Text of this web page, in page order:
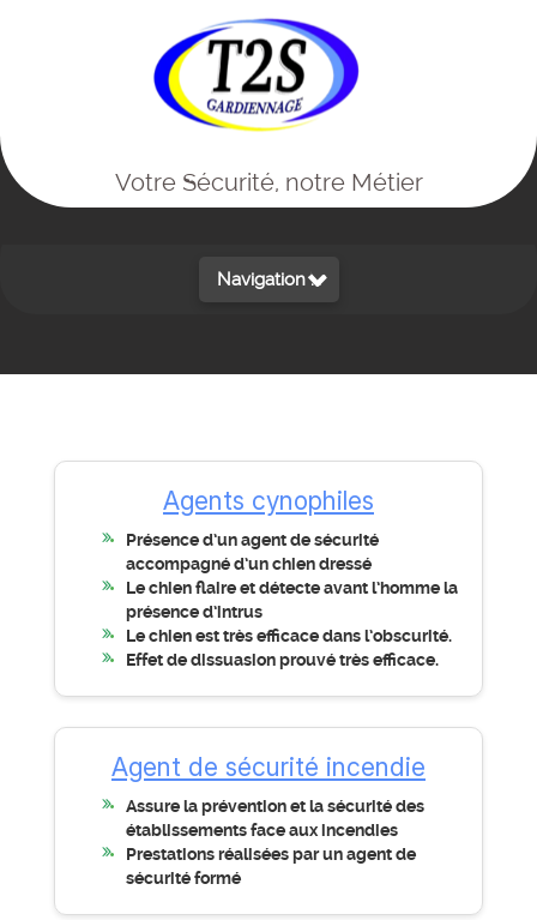
Votre Sécurité, notre Métier
Navigation ...
Nos services
Agents cynophiles
Présence d’un agent de sécurité
accompagné d’un chien dressé
Le chien flaire et détecte avant l’homme la
présence d’intrus
Le chien est très efficace dans l’obscurité.
Effet de dissuasion prouvé très efficace.
Agent de sécurité incendie
Assure la prévention et la sécurité des
établissements face aux incendies
Prestations réalisées par un agent de
sécurité formé